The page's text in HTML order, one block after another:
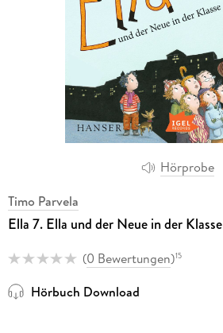
Hörprobe
Timo Parvela
Ella 7. Ella und der Neue in der Klasse
(0 Bewertungen)15
Hörbuch Download